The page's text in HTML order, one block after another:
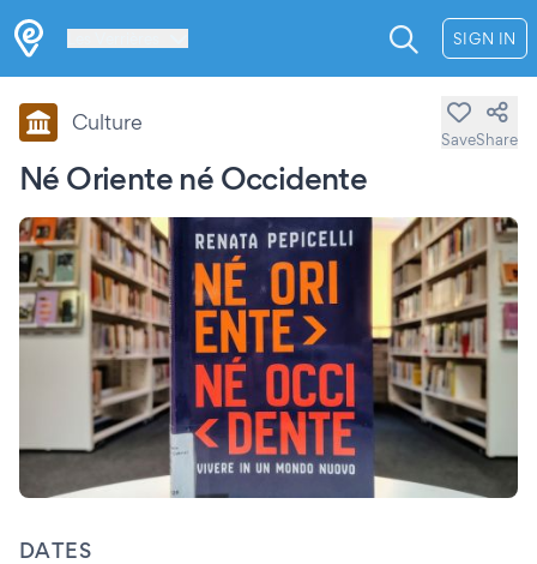
SIGN IN
Né Oriente né Occidente
Culture
SaveShare
DATES